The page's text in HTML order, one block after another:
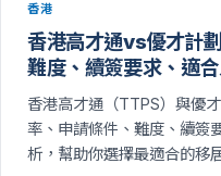
香港
香港高才通vs優才計
難度、續簽要求、適
香港高才通（TTPS）與優
率、申請條件、難度、續簽
析，幫助你選擇最適合的移